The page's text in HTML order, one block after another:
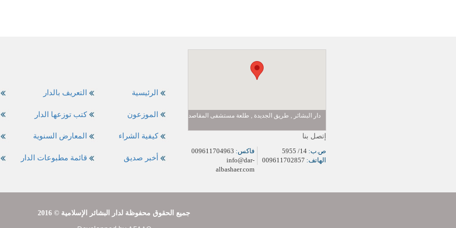
التعريف بالدار
كتب توزعها الدار
المعارض السنوية
قائمة مطبوعات الدار
الرئيسية
الموزعون
كيفية الشراء
أخبر صديق
دار البشائر , طريق الجديدة , طلعة مستشفى المقاصد
إتصل بنا
ص.ب:
الهاتف:
فاكس:
info@dar-
albashaer.com
2016 © جميع الحقوق محفوظة لدار البشائر الإسلامية